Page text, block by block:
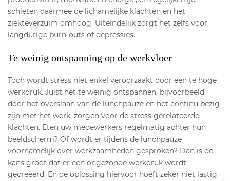
schieten daarmee de lichamelijke klachten en het
ziekteverzuim omhoog. Uiteindelijk zorgt het zelfs voor
langdurige burn-outs of depressies.
Te weinig ontspanning op de werkvloer
Toch wordt stress niet enkel veroorzaakt door een te hoge
werkdruk. Juist het te weinig ontspannen, bijvoorbeeld
door het overslaan van de lunchpauze en het continu bezig
zijn met het werk, zorgen voor de stress gerelateerde
klachten. Eten uw medewerkers regelmatig achter hun
beeldscherm? Of wordt er tijdens de lunchpauze
voornamelijk over werkzaamheden gesproken? Dan is de
kans groot dat er een ongezonde werkdruk wordt
gecreëerd. En de oplossing hiervoor hoeft zeker niet lastig